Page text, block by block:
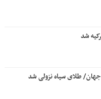
شد
طلای سیاه نزولی شد